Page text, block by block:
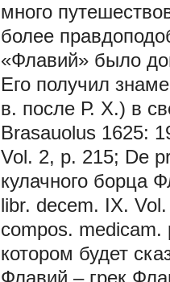
много
более
«Флавий» было
Его получил
в. после Р. Х.) в
Brasauolus 1625:
Vol. 2, p. 215; De
кулачного борца
libr. decem. IX.
compos.
котором будет
Флавий – грек